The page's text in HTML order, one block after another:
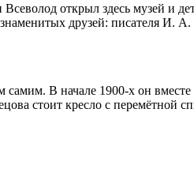
открыл здесь музей и
друзей: писателя
В начале 1900‑х он
стоит кресло с перемётной